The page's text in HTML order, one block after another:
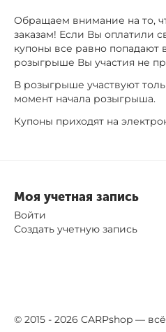
Обращаем внимание на то,
заказам! Если Вы оплатили
купоны все равно попадают
розыгрыше Вы участия не
В розыгрыше участвуют
момент начала розыгрыша.
Купоны приходят на
Моя учетная запись
Войти
Создать учетную запись
© 2015 - 2026 CARPshop —